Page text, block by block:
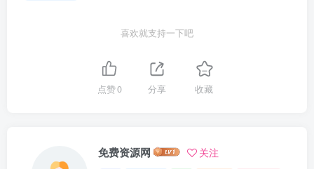
喜欢就支持一下吧
点赞0 分享 收藏
免费资源网 关注